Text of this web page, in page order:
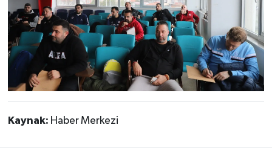
Kaynak: Haber Merkezi